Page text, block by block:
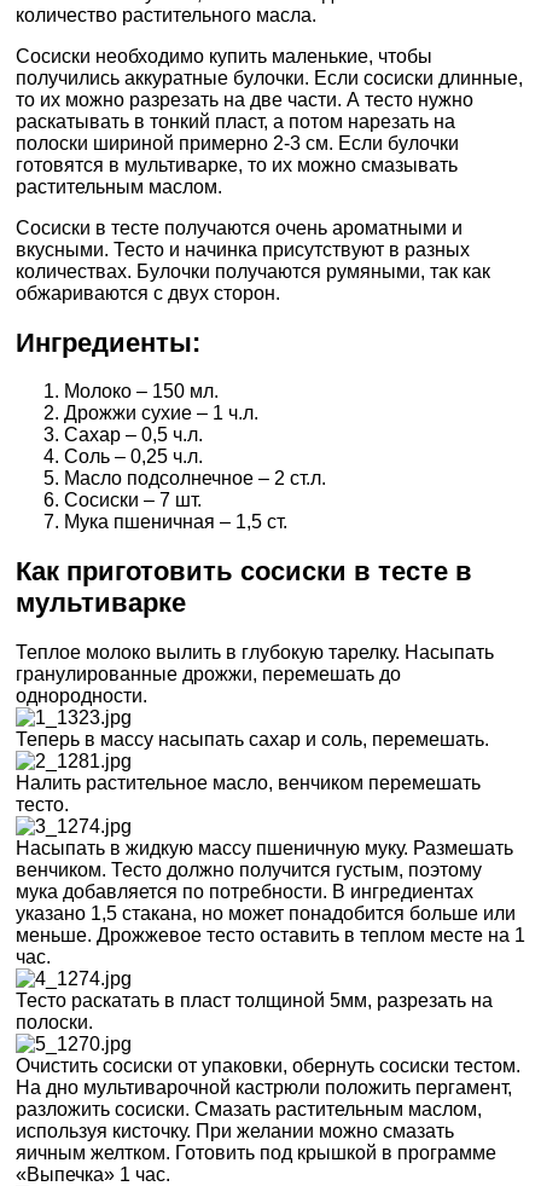
количество растительного масла.
Сосиски необходимо купить маленькие, чтобы
получились аккуратные булочки. Если сосиски длинные,
то их можно разрезать на две части. А тесто нужно
раскатывать в тонкий пласт, а потом нарезать на
полоски шириной примерно 2-3 см. Если булочки
готовятся в мультиварке, то их можно смазывать
растительным маслом.
Сосиски в тесте получаются очень ароматными и
вкусными. Тесто и начинка присутствуют в разных
количествах. Булочки получаются румяными, так как
обжариваются с двух сторон.
Ингредиенты:
Молоко – 150 мл.
Дрожжи сухие – 1 ч.л.
Сахар – 0,5 ч.л.
Соль – 0,25 ч.л.
Масло подсолнечное – 2 ст.л.
Сосиски – 7 шт.
Мука пшеничная – 1,5 ст.
Как приготовить сосиски в тесте в
мультиварке
Теплое молоко вылить в глубокую тарелку. Насыпать
гранулированные дрожжи, перемешать до
однородности.
Теперь в массу насыпать сахар и соль, перемешать.
Налить растительное масло, венчиком перемешать
тесто.
Насыпать в жидкую массу пшеничную муку. Размешать
венчиком. Тесто должно получится густым, поэтому
мука добавляется по потребности. В ингредиентах
указано 1,5 стакана, но может понадобится больше или
меньше. Дрожжевое тесто оставить в теплом месте на 1
час.
Тесто раскатать в пласт толщиной 5мм, разрезать на
полоски.
Очистить сосиски от упаковки, обернуть сосиски тестом.
На дно мультиварочной кастрюли положить пергамент,
разложить сосиски. Смазать растительным маслом,
используя кисточку. При желании можно смазать
яичным желтком. Готовить под крышкой в программе
«Выпечка» 1 час.